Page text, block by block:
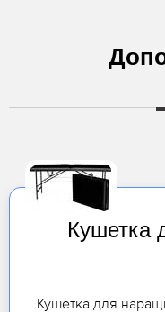
Кушетка
Кушетка для